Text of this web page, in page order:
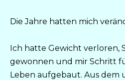
Die Jahre hatten mich
Ich hatte Gewicht verloren,
gewonnen und mir Schritt
Leben aufgebaut. Aus dem